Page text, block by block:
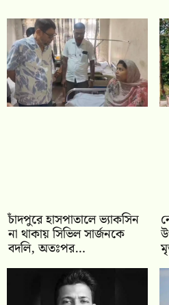
চাঁদপুরে হাসপাতালে ভ্যাকসিন
না থাকায় সিভিল সার্জনকে
বদলি, অতঃপর…